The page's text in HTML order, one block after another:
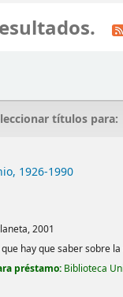
títulos para:
, 1926-1990
2001
hay que saber sobre
préstamo: Biblioteca